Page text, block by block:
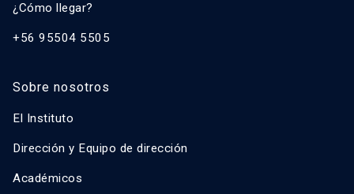
¿Cómo llegar?
+56 95504 5505
Sobre nosotros
El Instituto
Dirección y Equipo de dirección
Académicos